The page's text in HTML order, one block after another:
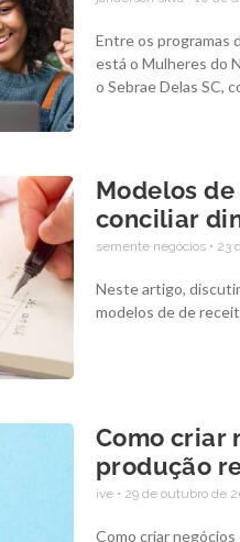
Entre os programas
está o Mulheres do
o Sebrae Delas SC,
Modelos
conciliar
semente negócios 23
Neste artigo,
modelos de de
Como criar
produção
ive 29 de outubro de
Como criar